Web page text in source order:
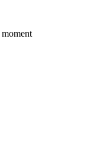
moment